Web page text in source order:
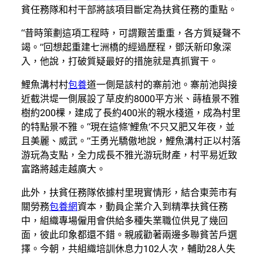
貧任務隊和村干部將該項目斷定為扶貧任務的重點。
“昔時策劃這項工程時，可謂艱苦重重，各方質疑聲不
竭。”回想起重建七洲橋的經過歷程，鄧沃新印象深
入，他說，打破質疑最好的措施就是真抓實干。
鯉魚溝村村包養道一側是該村的寨前池。寨前池與接
近截洪堤一側展設了草皮約8000平方米、蒔植景不雅
樹約200棵，建成了長約400米的親水棧道，成為村里
的特點景不雅。“現在這條‘鯉魚’不只又肥又年夜，並
且美麗、威武。”王勇光驕傲地說，鯉魚溝村正以村落
游玩為支點，全力成長不雅光游玩財產，村平易近致
富路將越走越廣大。
此外，扶貧任務隊依據村里現實情形，結合東莞市有
關勞務包養網資本，動員企業介入到精準扶貧任務
中，組織專場僱用會供給多種失業職位供見了幾回
面，彼此印象都還不錯。親戚勸著兩邊多聯貧苦戶選
擇。今朝，共組織培訓休息力102人次，輔助28人失